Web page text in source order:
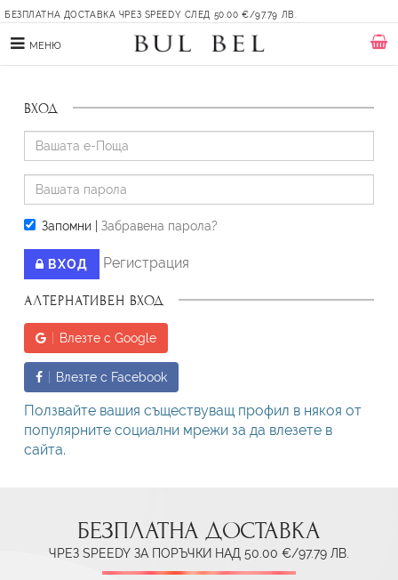
БЕЗПЛАТНА ДОСТАВКА ЧРЕЗ SPEEDY СЛЕД 50.00 €/97.79 ЛВ.
МЕНЮ
ВХОД
Запомни| Забравена парола?
ВХОД Регистрация
АЛТЕРНАТИВЕН ВХОД
Влезте с Google
Влезте с Facebook
Ползвайте вашия съществуващ профил в някоя от
популярните социални мрежи за да влезете в
сайта.
БЕЗПЛАТНА ДОСТАВКА
ЧРЕЗ SPEEDY ЗА ПОРЪЧКИ НАД 50.00 €/97.79 ЛВ.